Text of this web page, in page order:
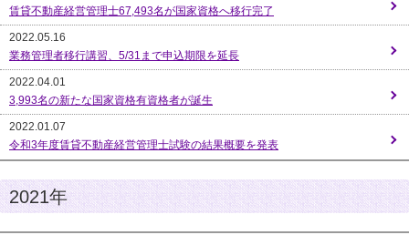
賃貸不動産経営管理士67,493名が国家資格へ移行完了
2022.05.16
業務管理者移行講習、5/31まで申込期限を延長
2022.04.01
3,993名の新たな国家資格有資格者が誕生
2022.01.07
令和3年度賃貸不動産経営管理士試験の結果概要を発表
2021年